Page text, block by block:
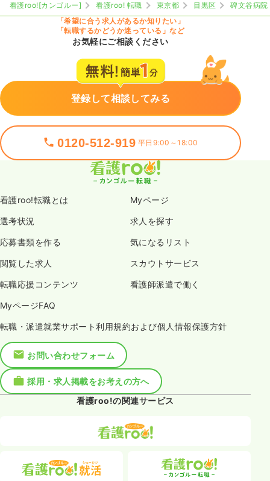
看護roo![カンゴルー] 看護roo! 転職 東京都 目黒区
碑文谷病院
「希望に合う求人があるか知りたい」
「転職するかどうか迷っている」など
お気軽にご相談ください
登録して相談してみる
0120-512-919 平日9:00～18:00
看護roo!転職とは Myページ
選考状況 求人を探す
応募書類を作る 気になるリスト
閲覧した求人 スカウトサービス
転職応援コンテンツ 看護師派遣で働く
MyページFAQ
転職・派遣就業サポート利用規約および個人情報保護方針
お問い合わせフォーム
採用・求人掲載をお考えの方へ
看護roo!の関連サービス